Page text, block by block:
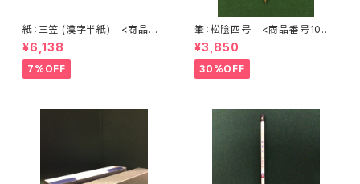
紙：三笠 (漢字半紙) <商品番
号1202>
¥6,138
7%OFF
筆：松陰四号 <商品番号1072
>
¥3,850
30%OFF